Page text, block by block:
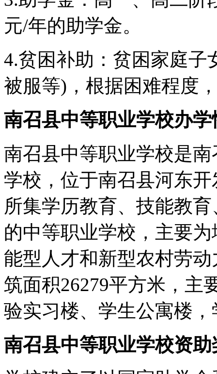
元/年的助学金。
4.贫困补助：贫困家庭子
被服等)，根据困难程度
南召县中等职业学校办学
南召县中等职业学校是
学校，位于南召县河东
所集学历教育、技能教
的中等职业学校，主要
能型人才和新型农村劳
筑面积26279平方米，主
验实习楼、学生公寓楼
南召县中等职业学校资